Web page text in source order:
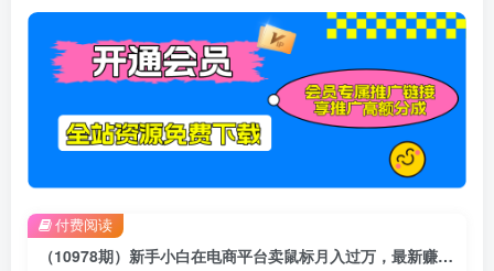
（10978期）新手小白在电商平台卖鼠标月入过万，最新赚钱教学
付费阅读